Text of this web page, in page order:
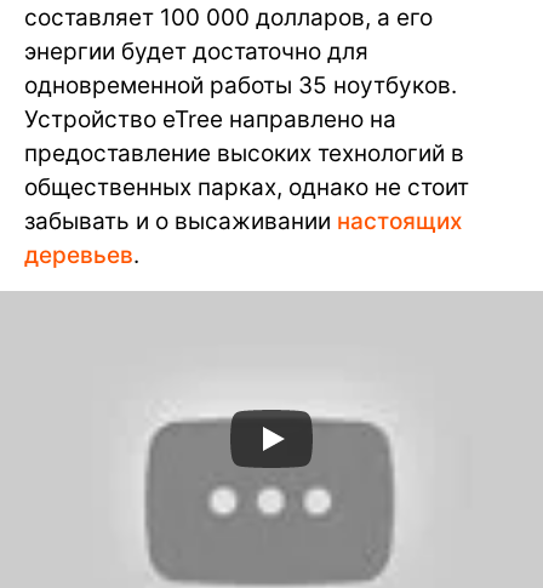
составляет 100 000 долларов, а его
энергии будет достаточно для
одновременной работы 35 ноутбуков.
Устройство eTree направлено на
предоставление высоких технологий в
общественных парках, однако не стоит
забывать и о высаживании настоящих
деревьев.